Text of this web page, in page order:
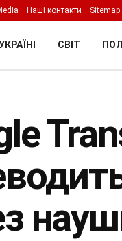
Наші контакти Sitemap
СВІТ